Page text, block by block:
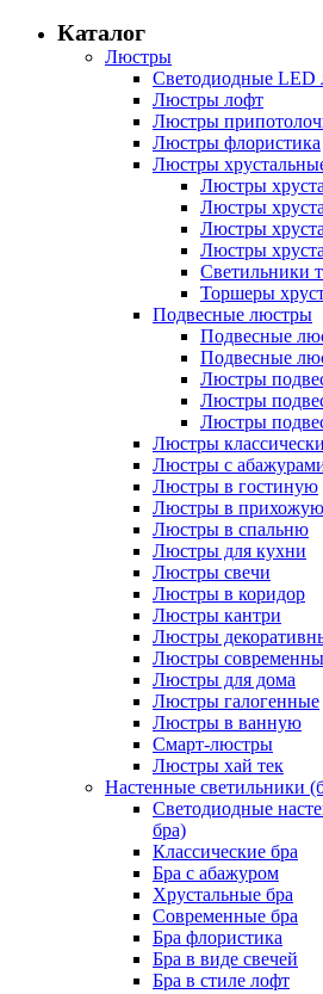
Каталог
Люстры
Светодиодные LED
Люстры лофт
Люстры
Люстры флористика
Люстры
Люстры
Люстры
Люстры
Люстры
Светильники
Торшеры
Подвесные люстры
Подвесные
Подвесные
Люстры
Люстры
Люстры
Люстры
Люстры с
Люстры в гостиную
Люстры в прихожую
Люстры в спальню
Люстры для кухни
Люстры свечи
Люстры в коридор
Люстры кантри
Люстры
Люстры
Люстры для дома
Люстры галогенные
Люстры в ванную
Смарт-люстры
Люстры хай тек
Настенные светильники
Светодиодные
бра)
Классические бра
Бра с абажуром
Хрустальные бра
Современные бра
Бра флористика
Бра в виде свечей
Бра в стиле лофт